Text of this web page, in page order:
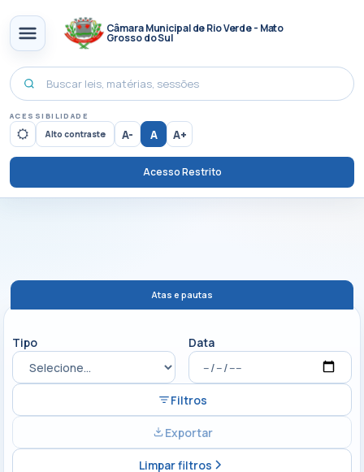
Câmara Municipal de Rio Verde - Mato
Grosso do Sul
ACESSIBILIDADE
Alto contraste A- A A+
Acesso Restrito
Atas e pautas
Tipo Data
Filtros
Exportar
Limpar filtros